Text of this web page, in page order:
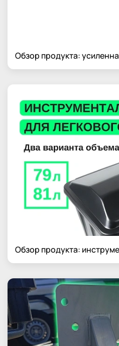
Обзор продукта:
Обзор продукта: